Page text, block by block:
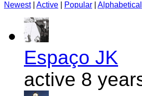
Newest Active Popular Alphabetical
Espaço JK
active 8